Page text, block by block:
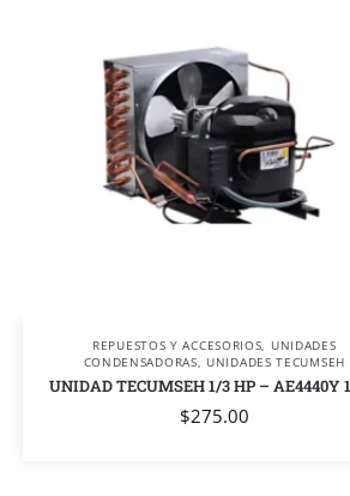
REPUESTOS Y ACCESORIOS, UNIDADES
CONDENSADORAS, UNIDADES TECUMSEH
UNIDAD TECUMSEH 1/3 HP – AE4440Y
$275.00